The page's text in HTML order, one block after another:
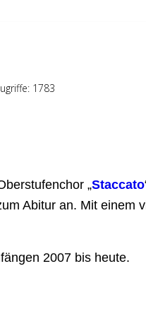
1783
„Staccato
Abitur an. Mit
2007 bis heute.